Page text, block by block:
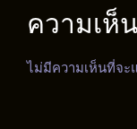
ความเห็
ไม่มีความเห็นที่จะ